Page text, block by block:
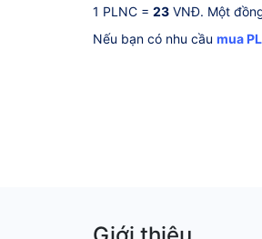
1 PLNC = 23 VNĐ. Một
Nếu bạn có nhu cầu mua